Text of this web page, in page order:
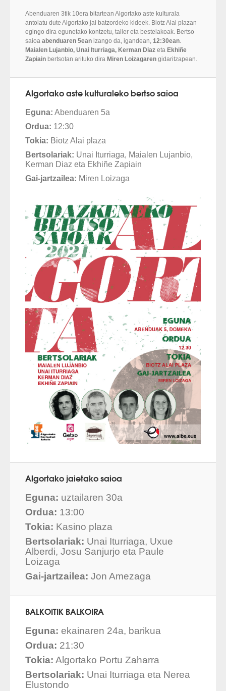
Abenduaren 3tik 10era bitartean Algortako aste kulturala
antolatu dute Algortako jai batzordeko kideek. Biotz Alai plazan
egingo dira egunetako kontzetu, tailer eta bestelakoak. Bertso
saioa abenduaren 5ean izango da, igandean, 12:30ean
Maialen Lujanbio, Unai Iturriaga, Kerman Diaz eta Ekhiñe
Zapiain bertsotan arituko dira Miren Loizagaren gidaritzapean.
Algortako aste kulturaleko bertso saioa
Eguna: Abenduaren 5a
Ordua: 12:30
Tokia: Biotz Alai plaza
Bertsolariak: Unai Iturriaga, Maialen Lujanbio,
Kerman Diaz eta Ekhiñe Zapiain
Gai-jartzailea: Miren Loizaga
Algortako jaietako saioa
Eguna: uztailaren 30a
Ordua: 13:00
Tokia: Kasino plaza
Bertsolariak: Unai Iturriaga, Uxue
Alberdi, Josu Sanjurjo eta Paule
Loizaga
Gai-jartzailea: Jon Amezaga
BALKOITIK BALKOIRA
Eguna: ekainaren 24a, barikua
Ordua: 21:30
Tokia: Algortako Portu Zaharra
Bertsolariak: Unai Iturriaga eta Nerea
Elustondo